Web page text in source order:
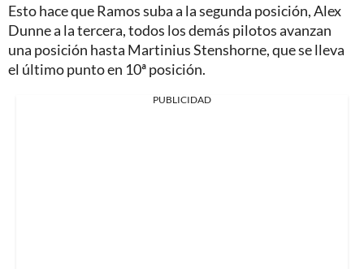
Esto hace que Ramos suba a la segunda posición, Alex
Dunne a la tercera, todos los demás pilotos avanzan
una posición hasta Martinius Stenshorne, que se lleva
el último punto en 10ª posición.
PUBLICIDAD